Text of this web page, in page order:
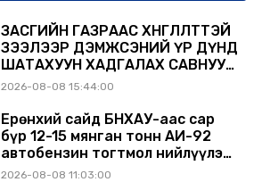
ЗАСГИЙН ГАЗРААС ХӨНГӨЛӨЛТТЭЙ
ЗЭЭЛЭЭР ДЭМЖСЭНИЙ ҮР ДҮНД
ШАТАХУУН ХАДГАЛАХ САВНУУД
ЭХНЭЭСЭЭ АШИГЛАЛТАД ОРЖ
2026-08-08 15:44:00
Ерөнхий сайд БНХАУ-аас сар
бүр 12-15 мянган тонн АИ-92
автобензин тогтмол нийлүүлэх
хүсэлт тавилаа
2026-08-08 11:03:00